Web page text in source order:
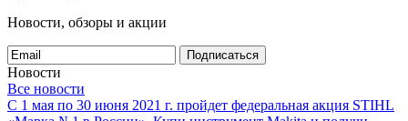
Новости, обзоры и акции
Подписаться
Новости
Все новости
С 1 мая по 30 июня 2021 г. пройдет федеральная акция STIHL